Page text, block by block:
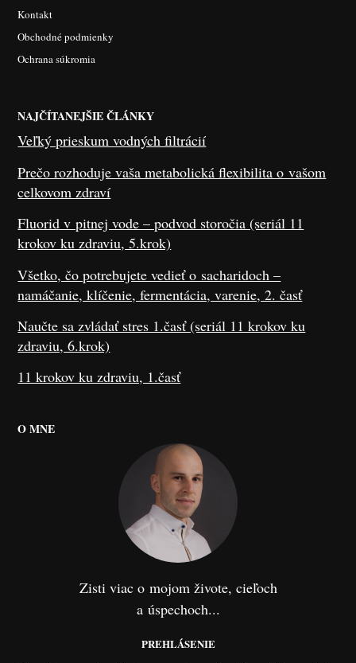
Kontakt
Obchodné podmienky
Ochrana súkromia
NAJČÍTANEJŠIE ČLÁNKY
Veľký prieskum vodných filtrácií
Prečo rozhoduje vaša metabolická flexibilita o vašom
celkovom zdraví
Fluorid v pitnej vode – podvod storočia (seriál 11
krokov ku zdraviu, 5.krok)
Všetko, čo potrebujete vedieť o sacharidoch –
namáčanie, klíčenie, fermentácia, varenie, 2. časť
Naučte sa zvládať stres 1.časť (seriál 11 krokov ku
zdraviu, 6.krok)
11 krokov ku zdraviu, 1.časť
O MNE
Zisti viac o mojom živote, cieľoch
a úspechoch...
PREHLÁSENIE